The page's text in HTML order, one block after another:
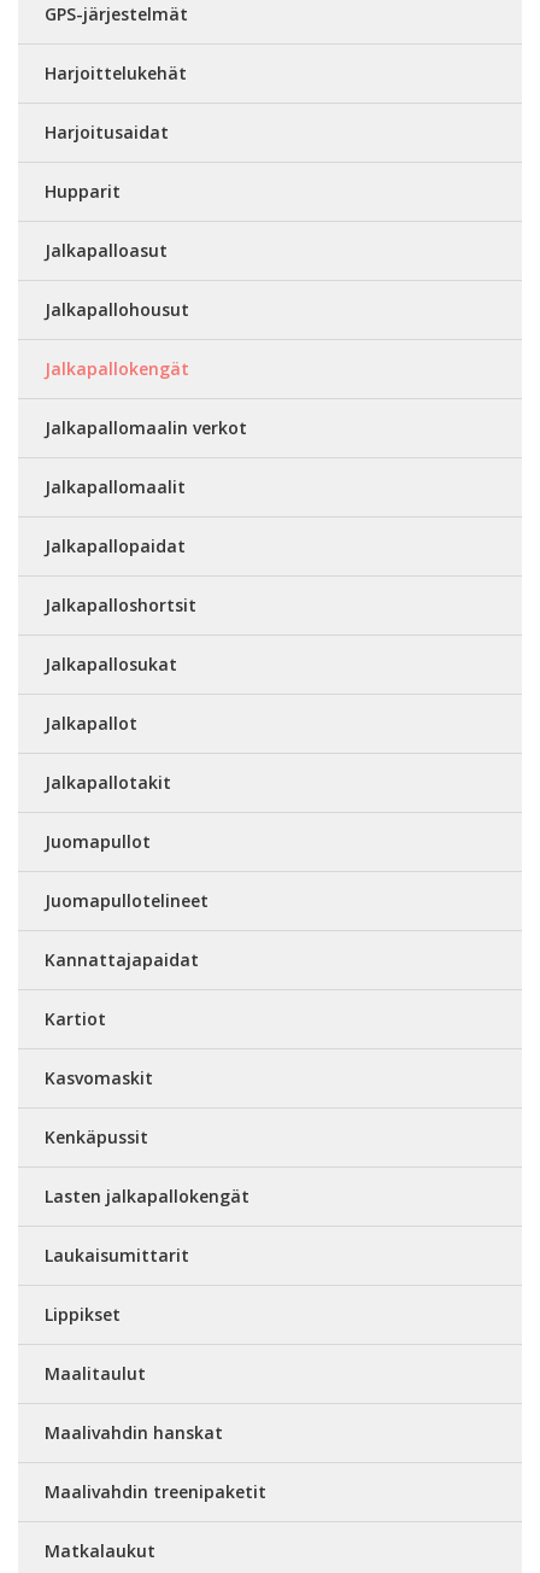
GPS-järjestelmät
Harjoittelukehät
Harjoitusaidat
Hupparit
Jalkapalloasut
Jalkapallohousut
Jalkapallokengät
Jalkapallomaalin verkot
Jalkapallomaalit
Jalkapallopaidat
Jalkapalloshortsit
Jalkapallosukat
Jalkapallot
Jalkapallotakit
Juomapullot
Juomapullotelineet
Kannattajapaidat
Kartiot
Kasvomaskit
Kenkäpussit
Lasten jalkapallokengät
Laukaisumittarit
Lippikset
Maalitaulut
Maalivahdin hanskat
Maalivahdin treenipaketit
Matkalaukut